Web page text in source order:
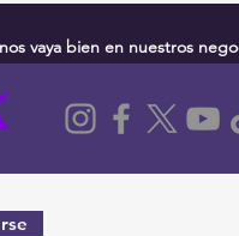
vaya bien en nuestros